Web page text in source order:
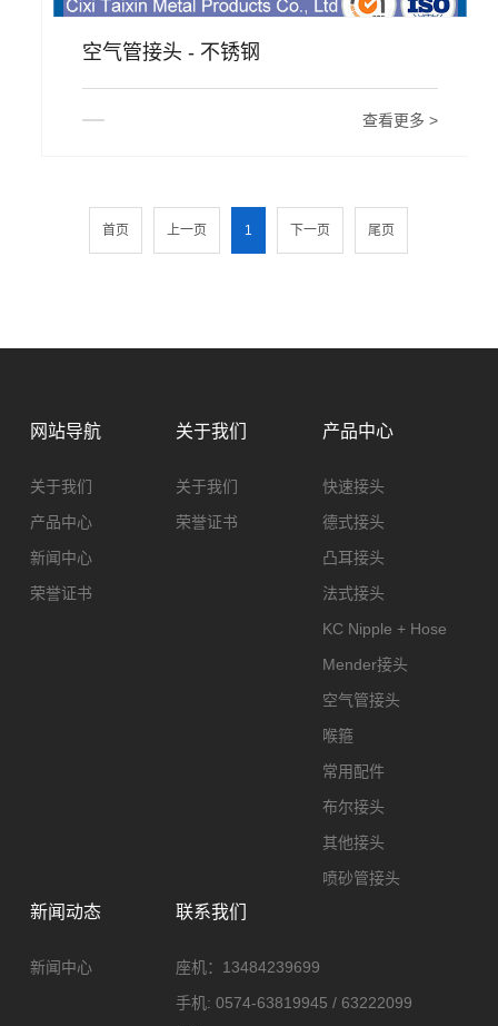
空气管接头 - 不锈钢
查看更多 >
首页 上一页 1 下一页 尾页
网站导航
关于我们
产品中心
新闻中心
荣誉证书
关于我们
关于我们
荣誉证书
产品中心
快速接头
德式接头
凸耳接头
法式接头
KC Nipple + Hose
Mender接头
空气管接头
喉箍
常用配件
布尔接头
其他接头
喷砂管接头
新闻动态
新闻中心
联系我们
座机： 13484239699
手机:0574-63819945 / 63222099